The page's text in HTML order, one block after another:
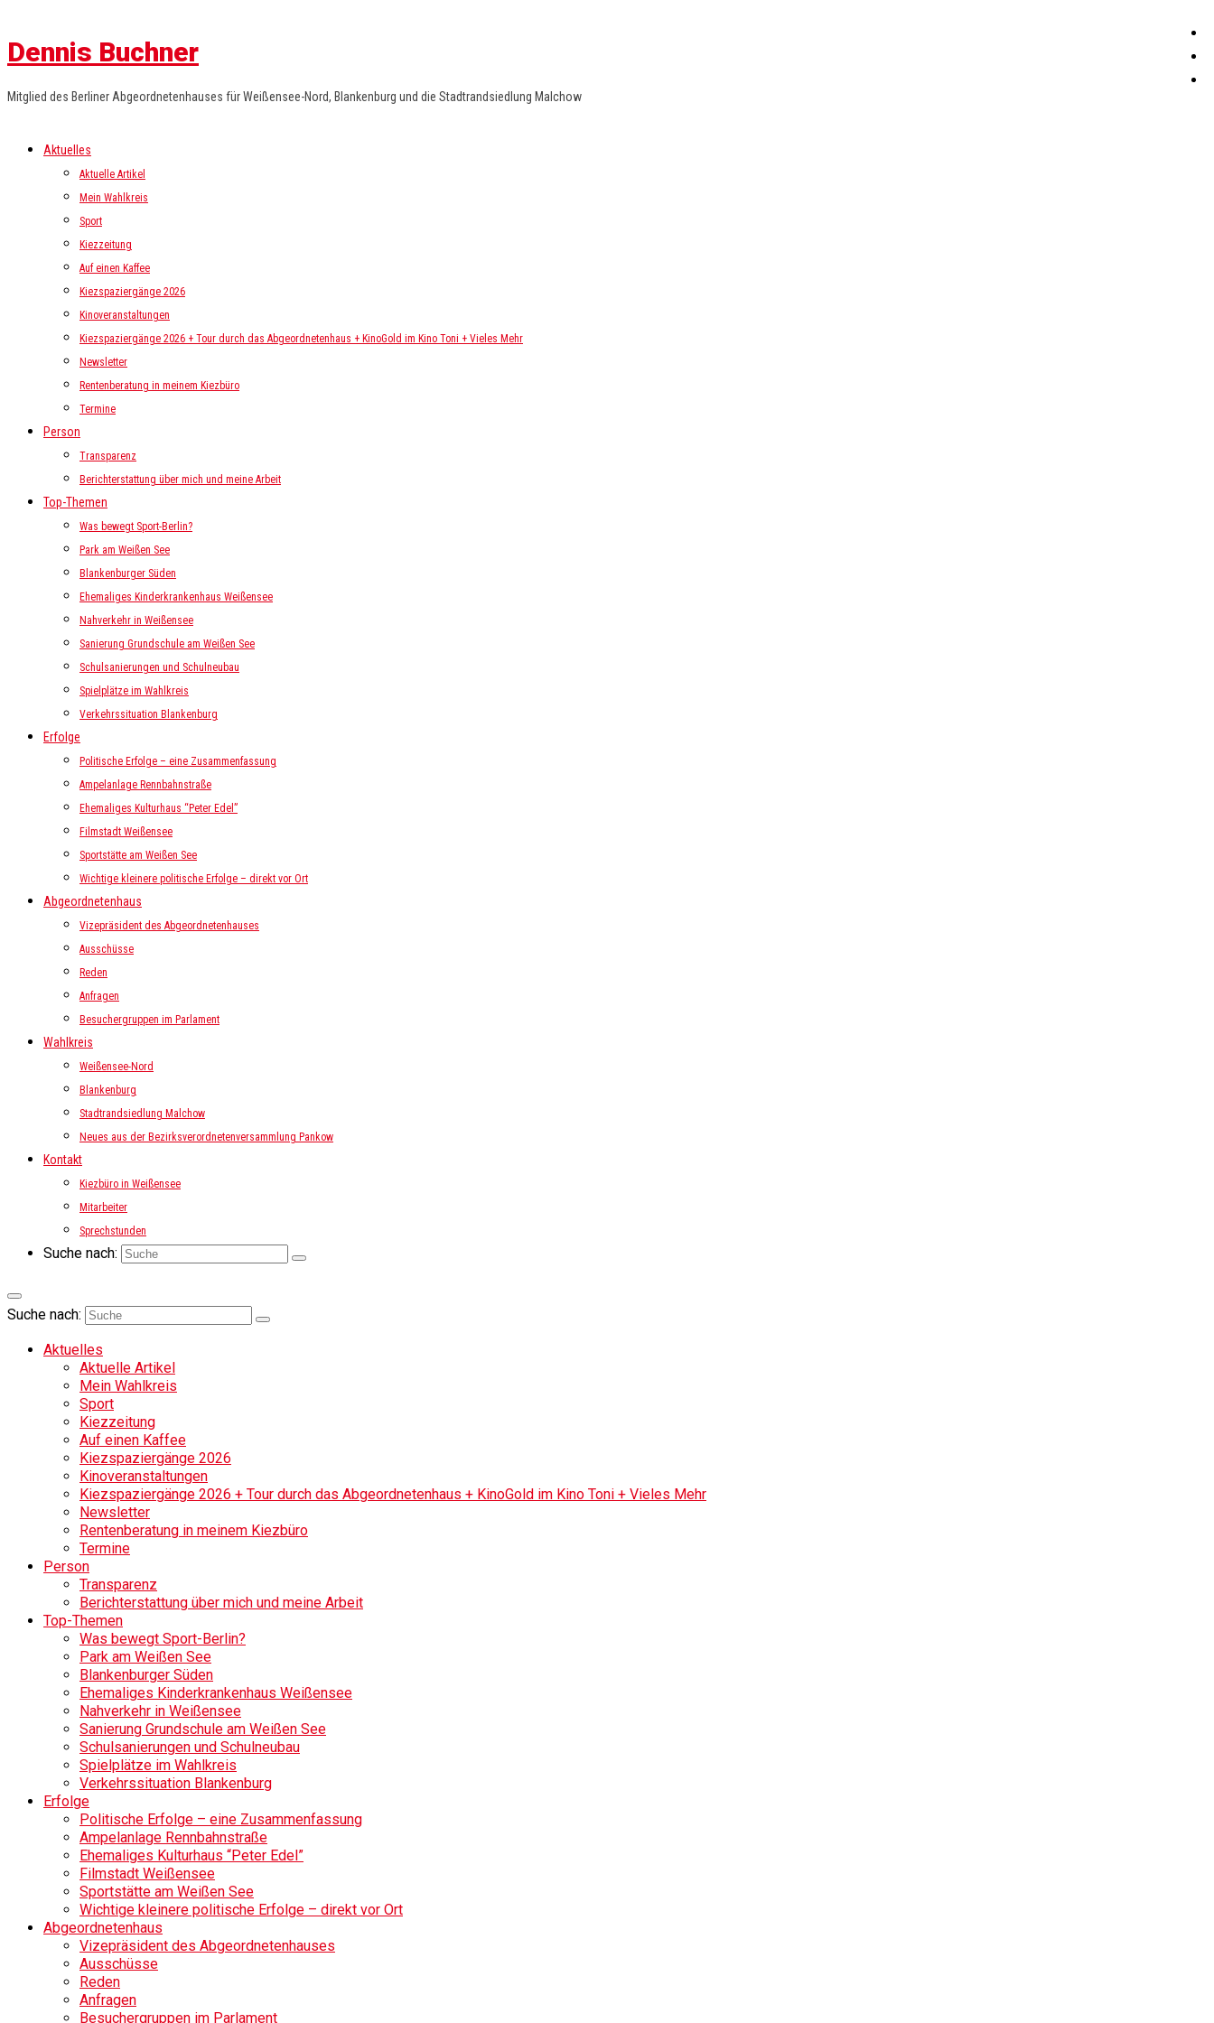
Dennis Buchner
Mitglied des Berliner Abgeordnetenhauses für Weißensee-Nord, Blankenburg und die Stadtrandsiedlung Malchow
Aktuelles
Aktuelle Artikel
Mein Wahlkreis
Sport
Kiezzeitung
Auf einen Kaffee
Kiezspaziergänge 2026
Kinoveranstaltungen
Kiezspaziergänge 2026 + Tour durch das Abgeordnetenhaus + KinoGold im Kino Toni + Vieles Mehr
Newsletter
Rentenberatung in meinem Kiezbüro
Termine
Person
Transparenz
Berichterstattung über mich und meine Arbeit
Top-Themen
Was bewegt Sport-Berlin?
Park am Weißen See
Blankenburger Süden
Ehemaliges Kinderkrankenhaus Weißensee
Nahverkehr in Weißensee
Sanierung Grundschule am Weißen See
Schulsanierungen und Schulneubau
Spielplätze im Wahlkreis
Verkehrssituation Blankenburg
Erfolge
Politische Erfolge – eine Zusammenfassung
Ampelanlage Rennbahnstraße
Ehemaliges Kulturhaus “Peter Edel”
Filmstadt Weißensee
Sportstätte am Weißen See
Wichtige kleinere politische Erfolge – direkt vor Ort
Abgeordnetenhaus
Vizepräsident des Abgeordnetenhauses
Ausschüsse
Reden
Anfragen
Besuchergruppen im Parlament
Wahlkreis
Weißensee-Nord
Blankenburg
Stadtrandsiedlung Malchow
Neues aus der Bezirksverordnetenversammlung Pankow
Kontakt
Kiezbüro in Weißensee
Mitarbeiter
Sprechstunden
Suche nach:
Suche nach:
Aktuelles
Aktuelle Artikel
Mein Wahlkreis
Sport
Kiezzeitung
Auf einen Kaffee
Kiezspaziergänge 2026
Kinoveranstaltungen
Kiezspaziergänge 2026 + Tour durch das Abgeordnetenhaus + KinoGold im Kino Toni + Vieles Mehr
Newsletter
Rentenberatung in meinem Kiezbüro
Termine
Person
Transparenz
Berichterstattung über mich und meine Arbeit
Top-Themen
Was bewegt Sport-Berlin?
Park am Weißen See
Blankenburger Süden
Ehemaliges Kinderkrankenhaus Weißensee
Nahverkehr in Weißensee
Sanierung Grundschule am Weißen See
Schulsanierungen und Schulneubau
Spielplätze im Wahlkreis
Verkehrssituation Blankenburg
Erfolge
Politische Erfolge – eine Zusammenfassung
Ampelanlage Rennbahnstraße
Ehemaliges Kulturhaus “Peter Edel”
Filmstadt Weißensee
Sportstätte am Weißen See
Wichtige kleinere politische Erfolge – direkt vor Ort
Abgeordnetenhaus
Vizepräsident des Abgeordnetenhauses
Ausschüsse
Reden
Anfragen
Besuchergruppen im Parlament